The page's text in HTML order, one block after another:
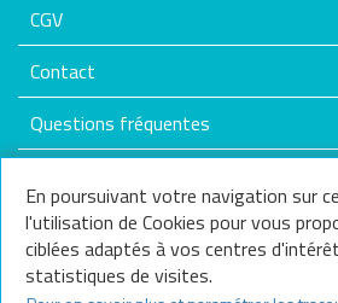
CGV
Contact
Questions fréquentes
Nos services
En poursuivant votre navigation sur
l'utilisation de Cookies pour vous
ciblées adaptés à vos centres
statistiques de visites.